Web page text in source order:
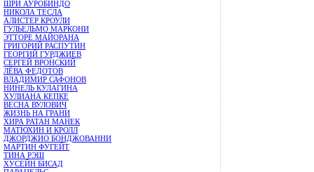
ШРИ АУРОБИНДО
НИКОЛА ТЕСЛА
АЛИСТЕР КРОУЛИ
ГУЛЬЕЛЬМО МАРКОНИ
ЭТТОРЕ МАЙОРАНА
ГРИГОРИЙ РАСПУТИН
ГЕОРГИЙ ГУРДЖИЕВ
СЕРГЕЙ ВРОНСКИЙ
ЛЁВА ФЕДОТОВ
ВЛАДИМИР САФОНОВ
НИНЕЛЬ КУЛАГИНА
ХУЛИАНА КЕПКЕ
ВЕСНА ВУЛОВИЧ
ЖИЗНЬ НА ГРАНИ
ХИРА РАТАН МАНЕК
МАТЮХИН И КРОЛЛ
ДЖОРДЖИО БОНДЖОВАННИ
МАРТИН ФУГЕЙТ
ТИНА РЭШ
ХУСЕЙН БИСАД